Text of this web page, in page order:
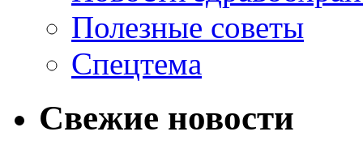
Полезные советы
Спецтема
Свежие новости